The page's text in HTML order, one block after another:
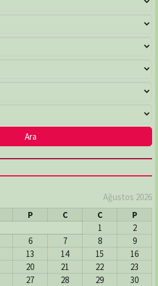
Ağustos 2026
P C C
P
1
2
6 7 8
9
13 14 15
16
20 21 22
23
27 28 29
30